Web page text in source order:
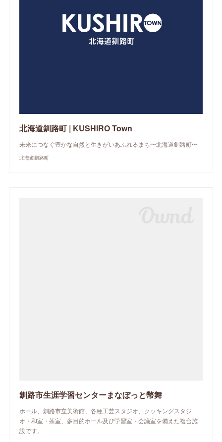
北海道釧路町 | KUSHIRO Town
未来につなぐ豊かな自然と生きがいあふれるまち〜北海道釧路町〜
北海道釧路町
釧路市生涯学習センターまなぼっと幣舞
ホール、釧路市立美術館、各種工芸スタジオ、クッキングスタジ
オ・和室・茶室、多目的ホール及び学習室・会議室を備えた複合施
設です。